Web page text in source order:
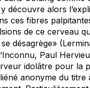
découvre alors
ces fibres
de ce cerveau
désagrège»
Paul
idolâtre pour la
anonyme du